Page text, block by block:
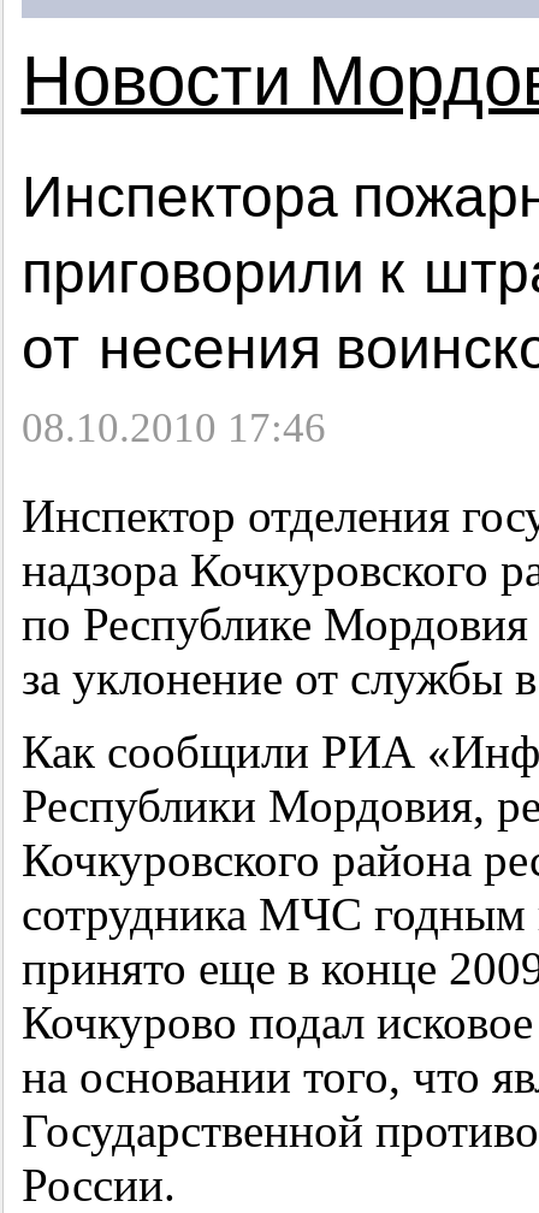
Новости
Инспектора
приговорили к
от несения
08.10.2010 17:46
Инспектор отделения
надзора
по Республике
за уклонение от службы
Как сообщили РИА
Республики Мордовия,
Кочкуровского района
сотрудника МЧС годным
принято еще в конце
Кочкурово подал
на основании того, что
Государственной
России.